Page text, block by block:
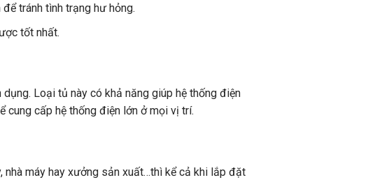
tránh tình trạng hư hỏng.
tốt nhất.
Loại tủ này có khả năng giúp hệ thống điện
cấp hệ thống điện lớn ở mọi vị trí.
máy hay xưởng sản xuất…thì kể cả khi lắp đặt